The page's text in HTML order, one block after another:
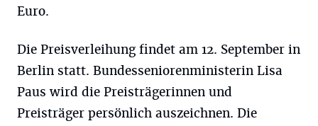
Euro.
Die Preisverleihung findet am 12. September in
Berlin statt. Bundesseniorenministerin Lisa
Paus wird die Preisträgerinnen und
Preisträger persönlich auszeichnen. Die